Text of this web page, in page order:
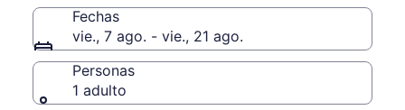
Fechas
vie., 7 ago. - vie., 21 ago.
Personas
1 adulto